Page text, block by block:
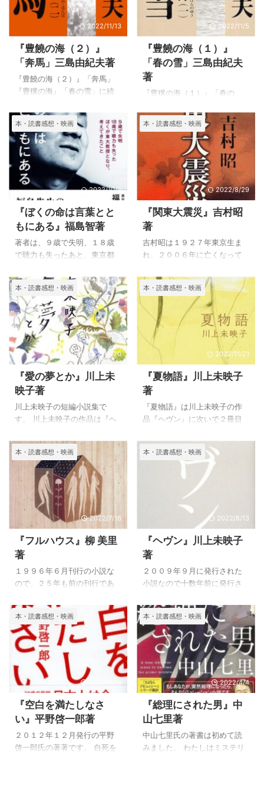
監室を森田必勝ら楯の会会員4
名と共に訪れ、面談中に突
如、益田兼利総監を人質にし
ら檄文を撒き、自衛隊の決起
を促す演説をした直後に割腹
自決した。45歳没。 出典: フ
リー百科事典『ウィキペディ
（４）』「天人五衰」のあら
すじと感想 梨枝が亡くなり三
日にあげず会っていた本多と
慶子の友情も ...
物語です。 「暁の寺」は感応
的美女の生まれ変わったジ
ン・ジャンの物語です。 『豊
あらすじと感想 「暁の寺」は
２部からなり、47歳の本多が
弁護士としてバンコクで仕事
をした時から始まります。 そ
で知り合ったシャム王子の一
番下の７歳になる姫君ジン・
ジャンが、自分は日本人の生
まれ代わりだと言っていると
いうことを ...
2022/11/13
『豊饒の海（２）』
「奔馬」三島由紀夫著
『豊饒の海（２）』「奔馬」
『豊穣の海』「春の雪」に続
も昭和になって、財界が巨峰
の富を得るようになった時代
背景があります。 三島由紀夫
の自殺も、「奔馬」の主人公
飯沼勲の起こした事件も私に
は肯えることではないのに、
華麗な文章でつづる物語に私
は深いところで感動していま
した。 『豊饒の海（２）』
「奔馬」のあらすじと感想 清
彰が２０歳で亡くなってから
１８年後、３８歳の控訴院判
まれ変わりの飯沼勲が現れま
す。 ５．１５事件が起こり、
太平洋戦争前の日本が不穏な
空気に ...
2022/11/5
『豊饒の海（１）』
「春の雪」三島由紀夫
著
『豊穣の海（１）』「春の
なった三島由紀夫は、日本だ
けではなく海外にも認められ
た作家です。 幼少から詩や俳
句などを書き、国内外の書物
を読んで１６歳には小説が掲
載されるようになります。 ４
５歳で自刃するまで多くの小
受賞をしています。 『豊饒の
海』は三島由紀夫の最後の長
編大作で、「春の雪」「奔
馬」「暁の寺」「天人五衰」
は、輪廻転生をテーマにした
壮大な物語です。 『豊饒の海
（１）』「春の雪」あらすじ
と感想 三島由紀夫の小説は
「潮騒」 ...
本・読書感想・映画
2022/10/2
『ぼくの命は言葉とと
もにある』福島智著
著者は、９歳で失明、１８歳
で聴力も失ったあと、東京都
指点字という手段でコミュニ
ケーションを取りながら思索
してきたことを書いていま
す。 子供の頃にヘレンケラー
の伝記を読んでいてその生き
方に感動していたと言うか
ら、盲ろうとなったときにヘ
レンケラーの生き方は著者の
心の支えになったことだろう
と思いながら読みました。 ヘ
レンケラーは生後１９ヶ月で
熱病のため失明と同時に耳も
時に、アニー・サリヴァンと
言う優れた先生と出会い、め
ざましい成長をし、世界各国
を訪れて社会福祉 ...
本・読書感想・映画
2022/8/29
『関東大震災』吉村昭
著
吉村昭は１９２７年東京生ま
れ、２００６年に亡くなって
遭い、幼い頃から体験談を聞
かされたことにより、災害時
の人間に対する恐怖感に戦慄
し、様々な文献を参考に体験
者の話をまとめて書いたよう
です。 他県ではありますが、
関東地方に住んでいた、明治
生まれの素祖母から幼い日に
東京方面の夜の空を真っ赤に
染めていたという話を聞かさ
れていたことから、すごい地
震だったのだろうとは思って
やさしい恐ろしさではなかっ
たことが伝わってきました。
わたしは、東日本大震災は関
東地方に住 ...
本・読書感想・映画
2022/12/20
『愛の夢とか』川上未
映子著
川上未映子の短編小説集で
す。 川上未映子の作品は『ヘ
た。 長編の『夏物の語』に継
いで３作目ですが、谷崎潤一
郎賞を受賞したという短編小
説からは語られない部分から
漂ってくる心のひだのような
ものが漂っています。 筋とい
う物が殆ど無いところにも匂
い出てくる何かが感動を与え
てくれるような物語でした。
『愛の夢とか』５篇を読む と
ても短い短篇やすこし長いも
のなど、７篇の物語が入って
かれただろう数編があり、ど
こかに不安感が息づいている
ようです。 村上春樹の小説は
かな ...
本・読書感想・映画
2022/11/21
『夏物語』川上未映子
著
『夏物語』は川上未映子の作
品『ヘヴン』に次いで２冊目
好きな作家はそれぞれに個性
的であり、それに惹かれて何
冊もの作品を読むことになる
のだが、これだけ読みいやす
い文章で読者を引きつける才
能はすごいと思いました。
所々に出てくる大阪弁が功を
奏して、読者に親しみを感じ
させ嫌みの無い物語を醸し出
します。 冷静に自分を見つ
め、切れ目のない長編を読ま
せる才能は冷静に物を見るこ
た。 俗に陥りやすい内容を消
化させることが出来るのも才
能なのでしょう。 『夏物語』
のあらすじ ...
本・読書感想・映画
2022/7/16
『フルハウス』柳 美里
著
１９９６年６月刊行の小説な
ので、２５年も前の刊行であ
うです。 『生（生きる）』
2001年8月30日を読んで、つ
ぎに読んだ本が、『フルハウ
ス』かもしれません。 ２５年
も前の小説を、本箱を整理し
ていて見つけて読んだのです
が、それだけわたしの時間が
過ぎていたので、おぼろげに
読んだ記憶を感じながら、読
み進むうちに思い出しながら
読むことになりました。 『生
（生きる）』を読んだことに
本・読書感想・映画
2022/8/13
『ヘヴン』川上未映子
著
２００９年９月に発行された
小説なので十数年前に発行さ
８年に『乳と卵』で１３８回
芥川賞を受賞して、翌年にこ
れほど感動的な作品を書くの
ですから、才能のある作家な
のでしょうが、わたしは著者
の作品は初めて読みました。
あくまでも気分次第なのです
が、芥川賞の作家の小説をい
ち早く読んだり、あまり読ま
なかったりとその時々の気分
が大きいように思います。 芥
川賞をとってもその後あまり
本・読書感想・映画
『空白を満たしなさ
い』平野啓一郎著
２０１２年１２月発行の平野
啓一郎氏の著著です。 自死を
本・読書感想・映画
2022/4/4
『総理にされた男』中
山七里著
中山七里氏の著書は初めて読
みました。 わたしはミステリ